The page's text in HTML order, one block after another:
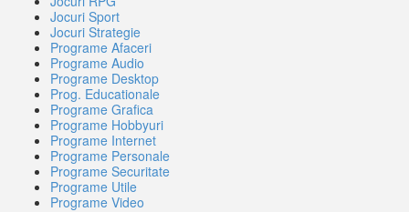
Jocuri Sport
Jocuri Strategie
Programe Afaceri
Programe Audio
Programe Desktop
Prog. Educationale
Programe Grafica
Programe Hobbyuri
Programe Internet
Programe Personale
Programe Securitate
Programe Utile
Programe Video